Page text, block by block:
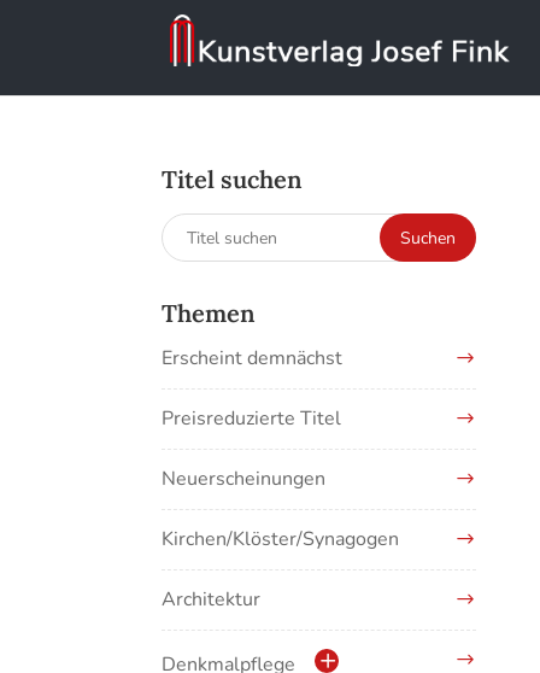
Titel suchen
Suchen
nach:
Suchen
Themen
Erscheint demnächst
Preisreduzierte Titel
Neuerscheinungen
Kirchen/Klöster/Synagogen
Architektur
Denkmalpflege